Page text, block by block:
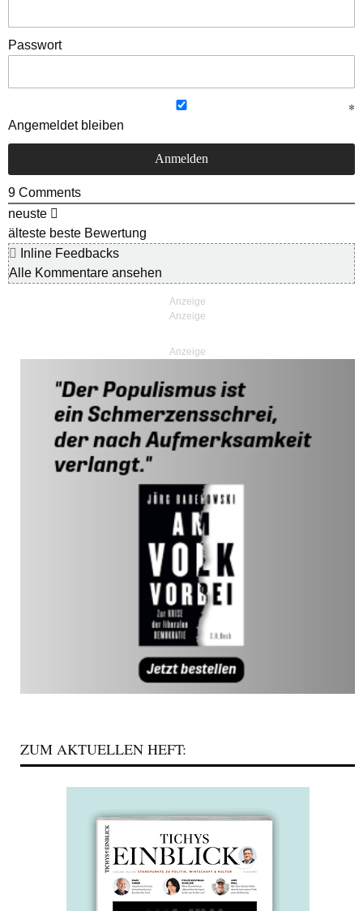
Passwort
Angemeldet bleiben
9 Comments
neuste
älteste beste Bewertung
Inline Feedbacks
Alle Kommentare ansehen
Anzeige
ZUM AKTUELLEN HEFT: